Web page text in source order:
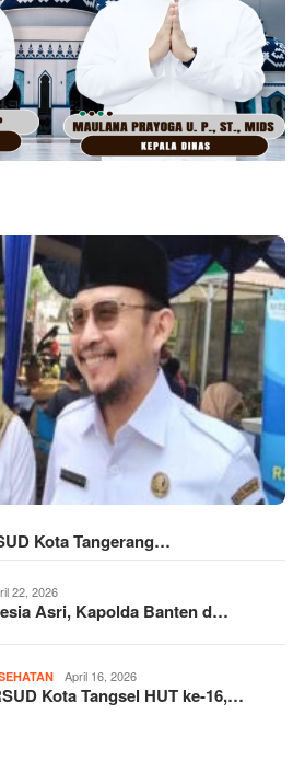
Kota Tangerang…
22, 2026
Asri, Kapolda Banten d…
April 16, 2026
Kota Tangsel HUT ke-16,…